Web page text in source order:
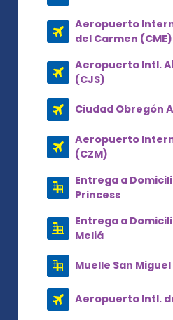
Aeropuerto
del Carmen (CME)
Aeropuerto Intl.
(CJS)
Ciudad Obregón
Aeropuerto
(CZM)
Entrega a
Princess
Entrega a
Meliá
Muelle San Miguel
Aeropuerto Intl.